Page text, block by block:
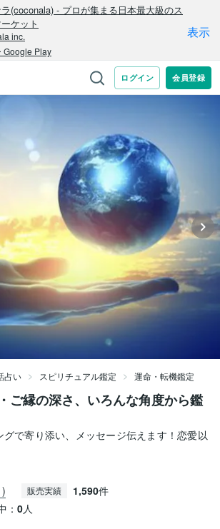
占い スピリチュアル鑑定 運命・転機鑑定
ご縁の深さ、いろんな角度から鑑
グで寄り添い、メッセージ伝えます！恋愛以
販売実績 1,590件
： 0人